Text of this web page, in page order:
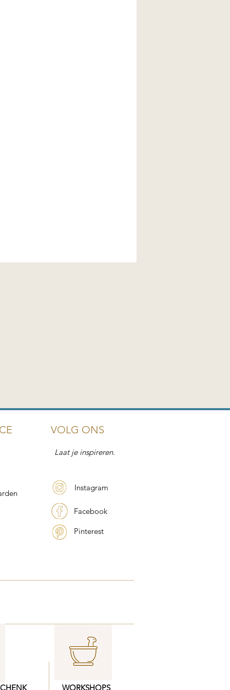
VOLG ONS
Laat je inspireren.
Instagram
Facebook
Pinterest
WORKSHOPS